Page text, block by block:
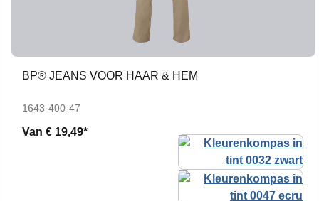
BP® JEANS VOOR HAAR & HEM
1643-400-47
Van € 19,49*